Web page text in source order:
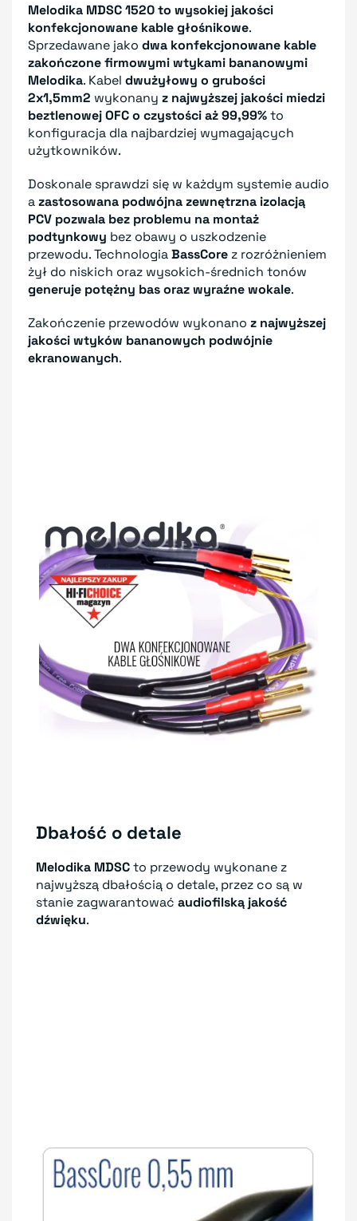
Melodika MDSC 1520 to wysokiej jakości
konfekcjonowane kable głośnikowe.
Sprzedawane jako dwa konfekcjonowane kable
zakończone firmowymi wtykami bananowymi
Melodika. Kabel dwużyłowy o grubości
2x1,5mm2 wykonany z najwyższej jakości miedzi
beztlenowej OFC o czystości aż 99,99%to
konfiguracja dla najbardziej wymagających
użytkowników.
Doskonale sprawdzi się w każdym systemie audio
azastosowana podwójna zewnętrzna izolacją
PCV pozwala bez problemu na montaż
podtynkowy bez obawy o uszkodzenie
przewodu. TechnologiaBassCore z rozróżnieniem
żył do niskich oraz wysokich-średnich tonów
generuje potężny bas oraz wyraźne wokale.
Zakończenie przewodów wykonano z najwyższej
jakości wtyków bananowych podwójnie
ekranowanych.
Dbałość o detale
Melodika MDSCto przewody wykonane z
najwyższą dbałością o detale, przez co są w
stanie zagwarantować audiofilską jakość
dźwięku.